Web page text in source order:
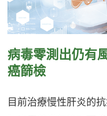
病毒零測出仍有
癌篩檢
目前治療慢性肝炎的